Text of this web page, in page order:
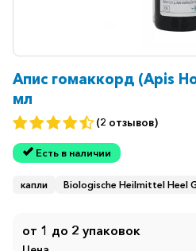
Гепатопротекторы
Гомеопатические
Дерматологические
Диабетические
Желудочно-
Иммунодепрессанты
Апис гомаккорд (Apis
мл
(2 отзывов)
Есть в наличии
капли Biologische Heilmittel Heel
от 1 до 2 упаковок